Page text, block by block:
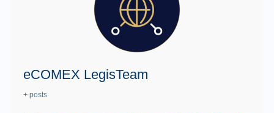
eCOMEX LegisTeam
+ posts